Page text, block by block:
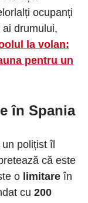
ocupanți
drumului,
la volan:
pentru un
în Spania
polițist îl
că este
o limitare în
cu 200